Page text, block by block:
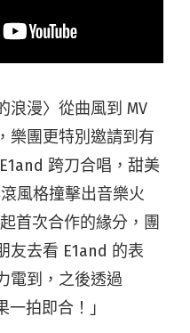
浪漫〉從曲風到 MV
樂團更特別邀請到有
跨刀合唱，甜美
風格撞擊出音樂火
首次合作的緣分，團
友去看 E1and 的表
電到，之後透過
一拍即合！」